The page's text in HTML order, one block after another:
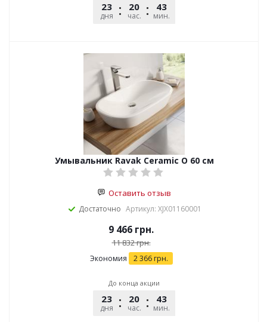
23
дня
20
час.
43
мин.
Умывальник Ravak Ceramic O 60 см
Оставить отзыв
Достаточно Артикул: XJX01160001
9 466 грн.
11 832грн.
Экономия 2 366грн.
До конца акции
23
дня
20
час.
43
мин.